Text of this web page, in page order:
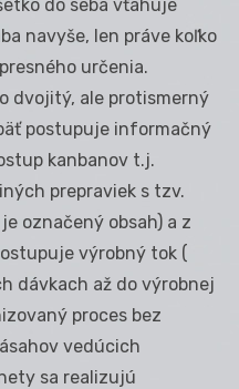
do seba vťahuje
navyše, len práve koľko
určenia.
dvojitý, ale protismerný
postupuje informačný
kanbanov t.j.
prepraviek s tzv.
označený obsah) a z
výrobný tok (
dávkach až do výrobnej
proces bez
vedúcich
sa realizujú